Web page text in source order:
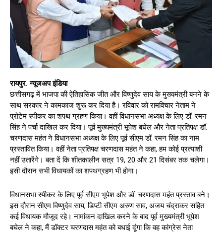
रायपुर. न्यूजअप इंडिया
छत्तीसगढ़ में भाजपा की ऐतिहासिक जीत और विष्णुदेव साय के मुख्यमंत्री बनने के
साथ सरकार ने कामकाज शुरू कर दिया है। रविवार को रामविचार नेताम ने
प्रोटेम स्पीकर का शपथ ग्रहण किया। वहीं विधानसभा अध्यक्ष के लिए डॉ. रमन
सिंह ने पर्चा दाखिल कर दिया। पूर्व मुख्यमंत्री भूपेश बघेल और नेता प्रतिपक्ष डॉ.
चरणदास महंत ने विधानसभा अध्यक्ष के लिए पूर्व सीएम डॉ. रमन सिंह का नाम
प्रस्तावित किया। वहीं नेता प्रतिपक्ष चरणदास महंत ने कहा, हम कोई प्रत्याशी
नहीं उतारेंगे। बता दें कि शीतकालीन सत्र 19, 20 और 21 दिसंबर तक चलेगा।
इसी दौरान सभी विधायकों का शपथग्रहण भी होगा।
विधानसभा स्पीकर के लिए पूर्व सीएम भूपेश और डॉ. चरणदास महंत प्रस्ताव बने।
इस दौरान सीएम विष्णुदेव साय, डिप्टी सीएम अरुण साव, अजय चंद्राकर सहित
कई विधायक मौजूद रहे। नामांकन दाखिल करने के बाद पूर्व मुख्यमंत्री भूपेश
बघेल ने कहा, मैं डॉक्टर चरणदास महंत को बधाई दूंगा कि वह कांग्रेस नेता